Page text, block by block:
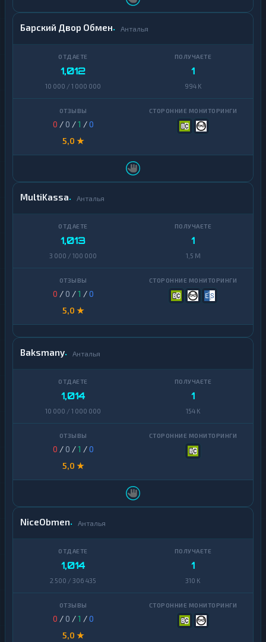
Барский Двор Обмен Анталья
1,012
10 000 / 1 000 000
1
994 K
0 / 0 /1 /0
5,0 ★
MultiKassa Анталья
1,013
3 000 / 100 000
1
1,5 M
0 / 0 /1 /0
5,0 ★
Baksmany Анталья
1,014
10 000 / 1 000 000
1
154 K
0 / 0 /1 /0
5,0 ★
NiceObmen Анталья
1,014
2 500 / 306 435
1
310 K
0 / 0 /1 /0
5,0 ★